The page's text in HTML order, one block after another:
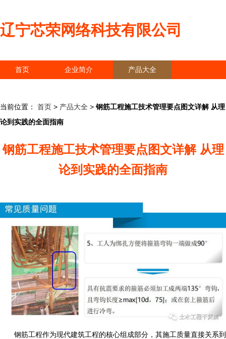
辽宁芯荣网络科技有限公司
首页 企业简介 产品大全
当前位置： 首页 > 产品大全 > 钢筋工程施工技术管理要点图文详解 从理
论到实践的全面指南
钢筋工程施工技术管理要点图文详解 从理
论到实践的全面指南
钢筋工程作为现代建筑工程的核心组成部分，其施工质量直接关系到